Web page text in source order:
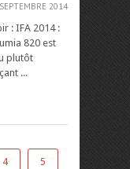
2014
: IFA 2014 :
820 est
plutôt
...
4 5